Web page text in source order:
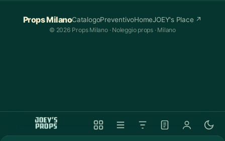
Props MilanoCatalogoPreventivoHomeJOEY's Place ↗
© 2026 Props Milano · Noleggio props · Milano